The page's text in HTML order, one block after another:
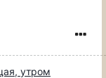
утром